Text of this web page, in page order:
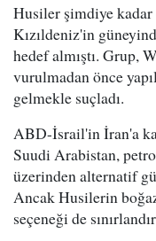
Husiler şimdiye kadar
Kızıldeniz'in
hedef almıştı. Grup,
vurulmadan önce
gelmekle suçladı.
ABD-İsrail'in İran'a
Suudi Arabistan,
üzerinden alternatif
Ancak Husilerin
seçeneği de